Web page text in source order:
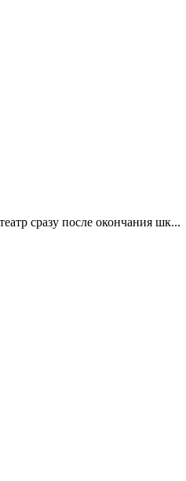
сразу после окончания шк...